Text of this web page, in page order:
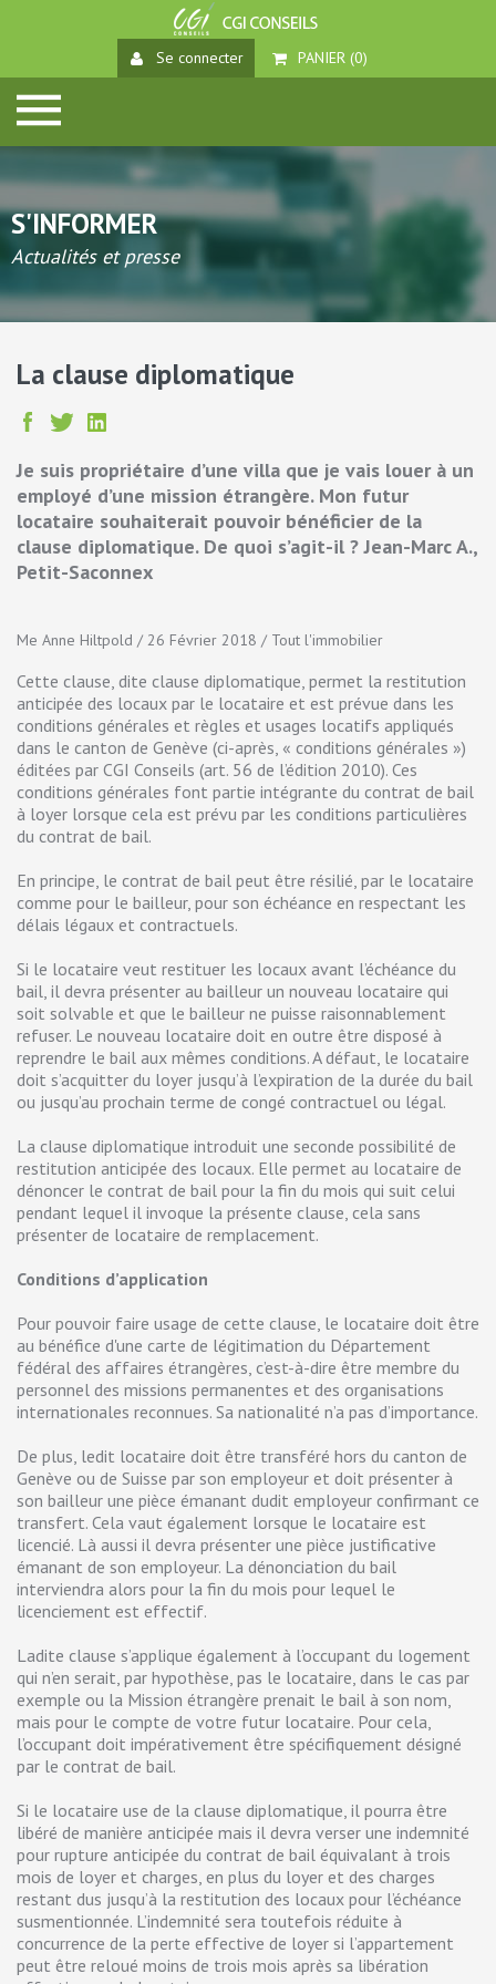
Se connecter PANIER (0)
S'INFORMER
Actualités et presse
La clause diplomatique
Je suis propriétaire d’une villa que je vais louer à un
employé d’une mission étrangère. Mon futur
locataire souhaiterait pouvoir bénéficier de la
clause diplomatique. De quoi s’agit-il ? Jean-Marc A.,
Petit-Saconnex
Me Anne Hiltpold / 26 Février 2018 / Tout l'immobilier
Cette clause, dite clause diplomatique, permet la restitution
anticipée des locaux par le locataire et est prévue dans les
conditions générales et règles et usages locatifs appliqués
dans le canton de Genève (ci-après, « conditions générales »)
éditées par CGI Conseils (art. 56 de l’édition 2010). Ces
conditions générales font partie intégrante du contrat de bail
à loyer lorsque cela est prévu par les conditions particulières
du contrat de bail.
En principe, le contrat de bail peut être résilié, par le locataire
comme pour le bailleur, pour son échéance en respectant les
délais légaux et contractuels.
Si le locataire veut restituer les locaux avant l’échéance du
bail, il devra présenter au bailleur un nouveau locataire qui
soit solvable et que le bailleur ne puisse raisonnablement
refuser. Le nouveau locataire doit en outre être disposé à
reprendre le bail aux mêmes conditions. A défaut, le locataire
doit s’acquitter du loyer jusqu’à l’expiration de la durée du bail
ou jusqu’au prochain terme de congé contractuel ou légal.
La clause diplomatique introduit une seconde possibilité de
restitution anticipée des locaux. Elle permet au locataire de
dénoncer le contrat de bail pour la fin du mois qui suit celui
pendant lequel il invoque la présente clause, cela sans
présenter de locataire de remplacement.
Conditions d’application
Pour pouvoir faire usage de cette clause, le locataire doit être
au bénéfice d'une carte de légitimation du Département
fédéral des affaires étrangères, c’est-à-dire être membre du
personnel des missions permanentes et des organisations
internationales reconnues. Sa nationalité n’a pas d’importance.
De plus, ledit locataire doit être transféré hors du canton de
Genève ou de Suisse par son employeur et doit présenter à
son bailleur une pièce émanant dudit employeur confirmant ce
transfert. Cela vaut également lorsque le locataire est
licencié. Là aussi il devra présenter une pièce justificative
émanant de son employeur. La dénonciation du bail
interviendra alors pour la fin du mois pour lequel le
licenciement est effectif.
Ladite clause s’applique également à l’occupant du logement
qui n’en serait, par hypothèse, pas le locataire, dans le cas par
exemple ou la Mission étrangère prenait le bail à son nom,
mais pour le compte de votre futur locataire. Pour cela,
l’occupant doit impérativement être spécifiquement désigné
par le contrat de bail.
Si le locataire use de la clause diplomatique, il pourra être
libéré de manière anticipée mais il devra verser une indemnité
pour rupture anticipée du contrat de bail équivalant à trois
mois de loyer et charges, en plus du loyer et des charges
restant dus jusqu’à la restitution des locaux pour l’échéance
susmentionnée. L’indemnité sera toutefois réduite à
concurrence de la perte effective de loyer si l’appartement
peut être reloué moins de trois mois après sa libération